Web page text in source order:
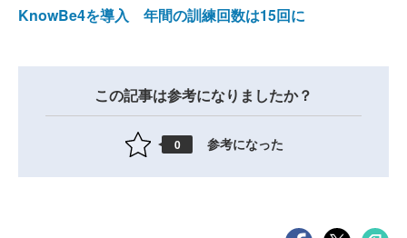
KnowBe4を導入 年間の訓練回数は15回に
この記事は参考になりましたか？
0 参考になった